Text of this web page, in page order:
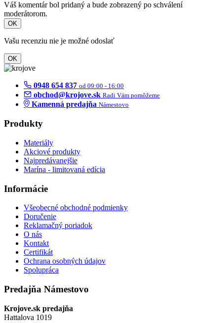
Váš komentár bol pridaný a bude zobrazený po schválení
moderátorom.
OK
Vašu recenziu nie je možné odoslať
OK
0948 654 837 od 09:00 - 16:00
obchod@krojove.sk Radi Vám pomôžeme
Kamenná predajňa Námestovo
Produkty
Materiály
Akciové produkty
Najpredávanejšie
Marína - limitovaná edícia
Informácie
Všeobecné obchodné podmienky
Doručenie
Reklamačný poriadok
O nás
Kontakt
Certifikát
Ochrana osobných údajov
Spolupráca
Predajňa Námestovo
Krojove.sk predajňa
Hattalova 1019